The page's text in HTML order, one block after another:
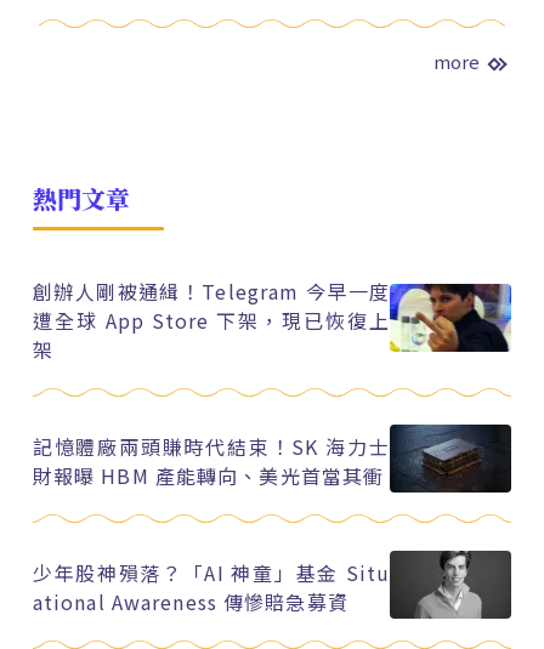
more
熱門文章
創辦人剛被通緝！Telegram 今早一度
遭全球 App Store 下架，現已恢復上
架
記憶體廠兩頭賺時代結束！SK 海力士
財報曝 HBM 產能轉向、美光首當其衝
少年股神殞落？「AI 神童」基金 Situ
ational Awareness 傳慘賠急募資